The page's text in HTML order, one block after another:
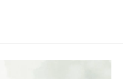
STUDIO 03.07.2026 –